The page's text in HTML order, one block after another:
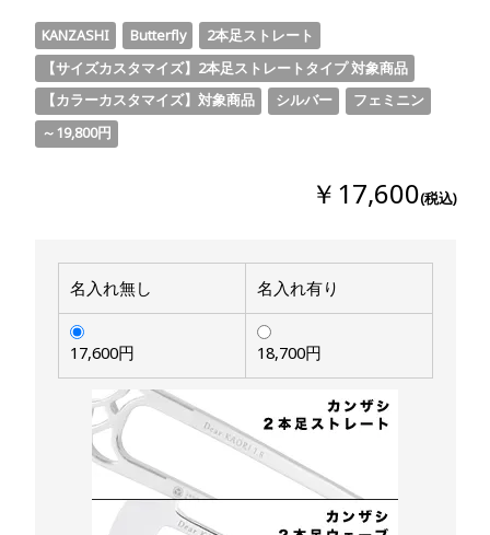
KANZASHI Butterfly
2本足ストレート
【サイズカスタマイズ】2本足ストレートタイプ 対象商品
【カラーカスタマイズ】対象商品
シルバー
フェミニン
～19,800円
￥17,600(税込)
名入れ無し 名入れ有り
17,600円 18,700円